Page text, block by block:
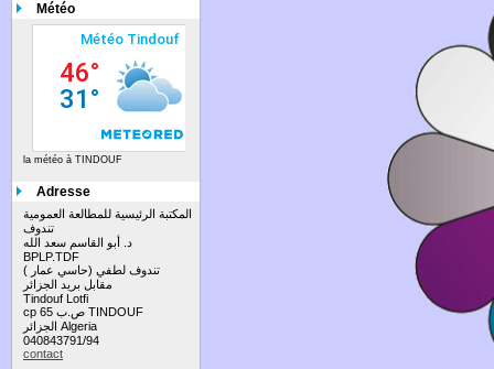
Météo
la météo à TINDOUF
Adresse
المكتبة الرئيسية للمطالعة العمومية
تندوف
د. أبو القاسم سعد الله
BPLP.TDF
تندوف لطفي (حاسي عمار )
مقابل بريد الجزائر
Tindouf Lotfi
cp 65 ص.ب TINDOUF
الجزائر Algeria
040843791/94
contact